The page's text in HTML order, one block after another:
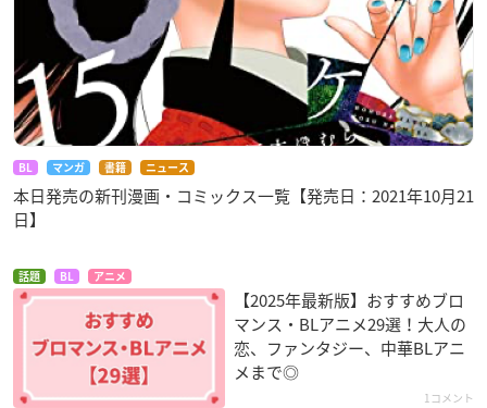
BL マンガ 書籍 ニュース
本日発売の新刊漫画・コミックス一覧【発売日：2021年10月21
日】
話題 BL アニメ
【2025年最新版】おすすめブロ
マンス・BLアニメ29選！大人の
恋、ファンタジー、中華BLアニ
メまで◎
1コメント